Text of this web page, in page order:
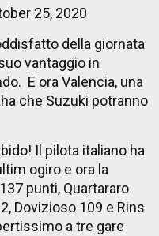
25, 2020
della giornata
vantaggio in
E ora Valencia, una
che Suzuki potranno
Il pilota italiano ha
ogiro e ora la
punti, Quartararo
Dovizioso 109 e Rins
a tre gare